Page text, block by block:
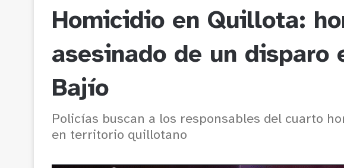
Homicidio en Quillota:
asesinado de un disparo
Bajío
Policías buscan a los responsables del cuarto
en territorio quillotano